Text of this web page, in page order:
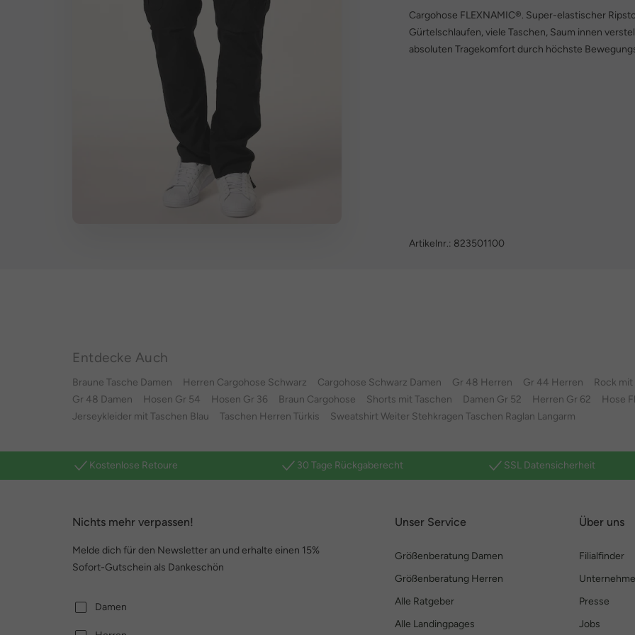
Cargohose FLEXNAMIC®. Super-elastischer
Gürtelschlaufen, viele Taschen, Saum innen
absoluten Tragekomfort durch höchste
Artikelnr.: 823501100
Entdecke Auch
Braune Tasche Damen Herren Cargohose Schwarz Cargohose Schwarz Damen Gr 48 Herren Gr 44 Herren
Rock
Gr 48 Damen
Hosen Gr 54 Hosen Gr 36 Braun Cargohose Shorts mit Taschen Damen Gr 52 Herren Gr 62
Hose
Jerseykleider mit Taschen Blau
Taschen Herren Türkis Sweatshirt Weiter Stehkragen Taschen Raglan Langarm
Kostenlose Retoure 30 Tage Rückgaberecht SSL Datensicherheit
Nichts mehr verpassen!
Melde dich für den Newsletter an und erhalte einen 15%
Sofort-Gutschein als Dankeschön
Damen
Unser Service
Größenberatung Damen
Größenberatung Herren
Alle Ratgeber
Alle Landingpages
Über uns
Filialfinder
Presse
Jobs